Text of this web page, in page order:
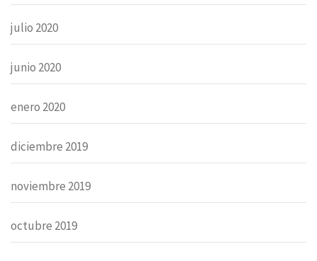
julio 2020
junio 2020
enero 2020
diciembre 2019
noviembre 2019
octubre 2019